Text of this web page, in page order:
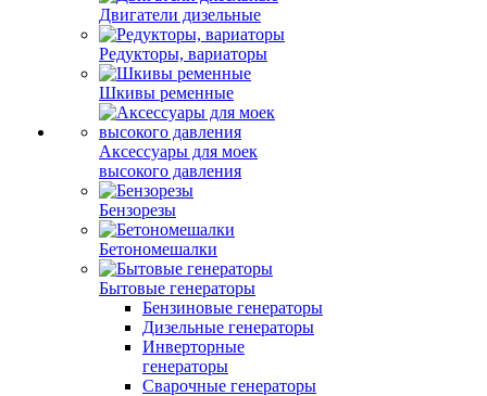
Двигатели дизельные
Редукторы, вариаторы
Шкивы ременные
Аксессуары для моек
высокого давления
Бензорезы
Бетономешалки
Бытовые генераторы
Бензиновые генераторы
Дизельные генераторы
Инверторные
генераторы
Сварочные генераторы